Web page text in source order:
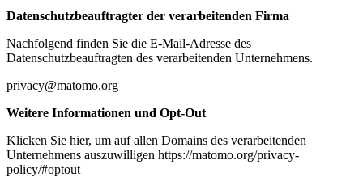
Datenschutzbeauftragter der verarbeitenden Firma
Nachfolgend finden Sie die E-Mail-Adresse des
Datenschutzbeauftragten des verarbeitenden Unternehmens.
privacy@matomo.org
Weitere Informationen und Opt-Out
Klicken Sie hier, um auf allen Domains des verarbeitenden
Unternehmens auszuwilligen https://matomo.org/privacy-
policy/#optout